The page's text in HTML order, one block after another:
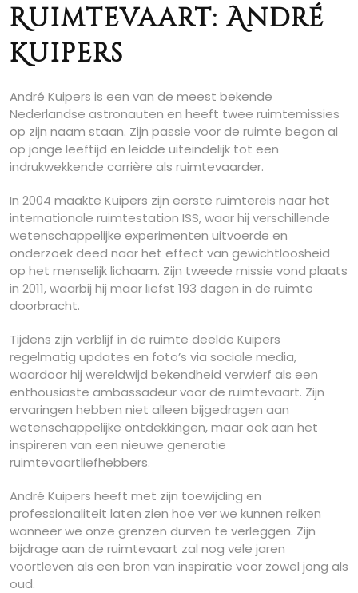
Ruimtevaart: André
Kuipers
André Kuipers is een van de meest bekende
Nederlandse astronauten en heeft twee ruimtemissies
op zijn naam staan. Zijn passie voor de ruimte begon al
op jonge leeftijd en leidde uiteindelijk tot een
indrukwekkende carrière als ruimtevaarder.
In 2004 maakte Kuipers zijn eerste ruimtereis naar het
internationale ruimtestation ISS, waar hij verschillende
wetenschappelijke experimenten uitvoerde en
onderzoek deed naar het effect van gewichtloosheid
op het menselijk lichaam. Zijn tweede missie vond plaats
in 2011, waarbij hij maar liefst 193 dagen in de ruimte
doorbracht.
Tijdens zijn verblijf in de ruimte deelde Kuipers
regelmatig updates en foto’s via sociale media,
waardoor hij wereldwijd bekendheid verwierf als een
enthousiaste ambassadeur voor de ruimtevaart. Zijn
ervaringen hebben niet alleen bijgedragen aan
wetenschappelijke ontdekkingen, maar ook aan het
inspireren van een nieuwe generatie
ruimtevaartliefhebbers.
André Kuipers heeft met zijn toewijding en
professionaliteit laten zien hoe ver we kunnen reiken
wanneer we onze grenzen durven te verleggen. Zijn
bijdrage aan de ruimtevaart zal nog vele jaren
voortleven als een bron van inspiratie voor zowel jong als
oud.